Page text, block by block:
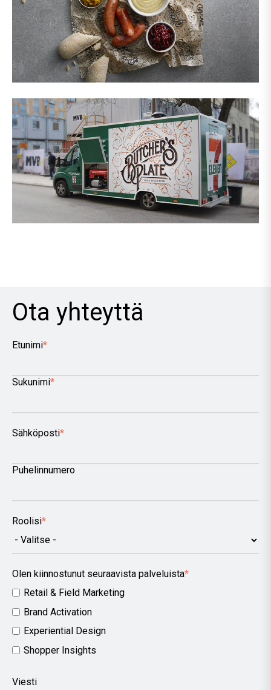
Ota yhteyttä
Etunimi*
Sukunimi*
Sähköposti*
Puhelinnumero
Roolisi*
Olen kiinnostunut seuraavista palveluista*
Retail & Field Marketing
Brand Activation
Experiential Design
Shopper Insights
Viesti